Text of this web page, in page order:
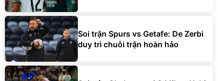
Soi trận Spurs vs Getafe: De Zerbi
duy trì chuỗi trận hoàn hảo